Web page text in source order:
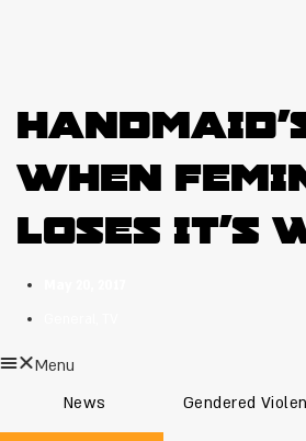
When
Loses It’s
Menu
News
Gendered